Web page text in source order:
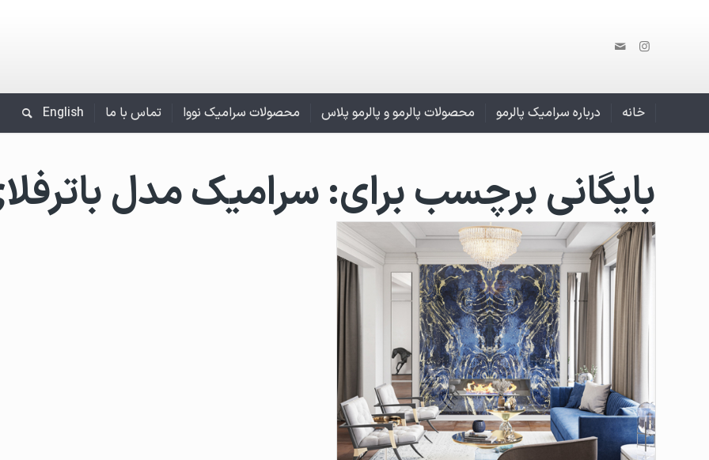
خانه درباره سرامیک پالرمو محصولات پالرمو و پالرمو پلاس محصولات سرامیک نووا تماس با ما English
بایگانی برچسب برای:سرامیک مدل